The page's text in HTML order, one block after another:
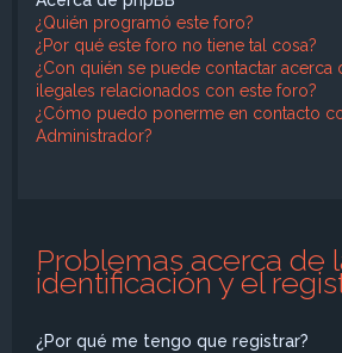
¿Quién programó este foro?
¿Por qué este foro no tiene tal cosa?
¿Con quién se puede contactar acerca
ilegales relacionados con este foro?
¿Cómo puedo ponerme en contacto
Administrador?
Problemas acerca de
identificación y el
¿Por qué me tengo que registrar?